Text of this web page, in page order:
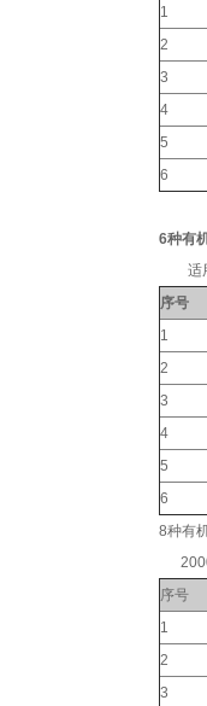
1
2
3
4
5
6
6种有
适用
序号
1
2
3
4
5
6
8种有
序号
1
2
3